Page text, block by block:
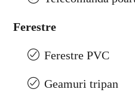
Ferestre
Ferestre PVC
Geamuri tripan